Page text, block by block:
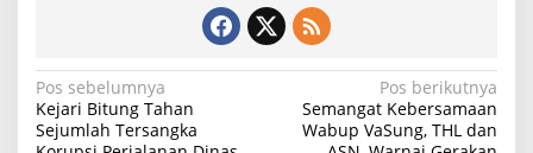
Navigasi
pos
Pos sebelumnya
Kejari Bitung Tahan
Sejumlah Tersangka
Pos berikutnya
Semangat Kebersamaan
Wabup VaSung, THL dan